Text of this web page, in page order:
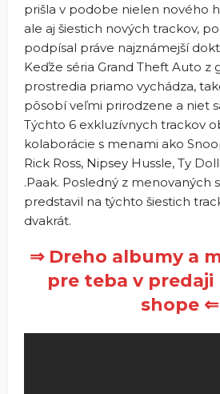
prišla v podobe nielen nového
ale aj šiestich nových trackov,
podpísal práve najznámejší
Keďže séria Grand Theft Auto z
prostredia priamo vychádza,
pôsobí veľmi prirodzene a niet
Týchto 6 exkluzívnych trackov
kolaborácie s menami ako
Rick Ross, Nipsey Hussle, Ty
.Paak. Posledný z menovaných
predstavil na týchto šiestich
dvakrát.
⇒ Dreho albumy a
pre teba v predaji
shope ⇐